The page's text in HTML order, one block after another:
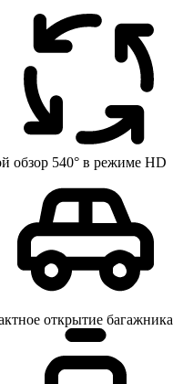
обзор 540° в режиме HD
открытие багажника